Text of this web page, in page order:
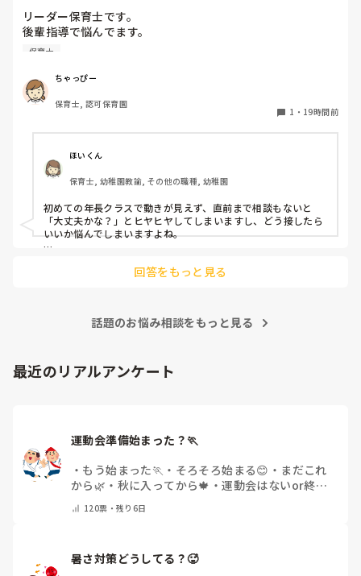
･言葉は通じているが、怒られているというのは理解してい
ない。目線合わない。
･ずっと喋っている。
主にこの5人がすごく、
その他にも、わがままな子や、上記の子達につられてしまう
んいます。
正直、毎日保育できていません。
毎日、怪我させないようにするのに必死です。
園長や主任に相談しても、
「どうしようもないね。今できる範囲のことをして。」
「より良くなるようにはどうしたらいいか考えてみて」
「 ×」とか「しないでね」とかも使わない方がいい
保育とはなにか良く分からなくなっています。
どういう対応が正解なのか、
どういう言葉で操るのが正解なのか
分かりません。
リーダー保育士です。
後輩指導で悩んでます。
初めて年長を持つ後輩がいますが
いで様子見てると直前になるまで何もアクションがなかった
り
他の職員に聞いてる様子もなくて
よほど自分に聞きづらいのか、聞く必要性さえ感じないの
か、もうよくわからないです。
対応にも悩みます。
保育士
ちゃっぴー
保育士, 認可保育園
1 ・ 19時間前
ほいくん
保育士, 幼稚園教諭, その他の職種, 幼稚園
初めての年長クラスで動きが見えず、直前まで相談もないと
「大丈夫かな？」とヒヤヒヤしてしまいますし、どう接したら
いいか悩んでしまいますよね。
「こんなこと聞いたら迷惑かな」と抱え込んでいるケースがと
件、どこまで進んだ？」「困ってることない？」と具体的に声
「毎日夕方に5分だけ進捗確認の時間を取る」などルール化し
てしまうと、後輩も質問しやすくなりますよ。一人で抱え込ま
回答をもっと見る
話題のお悩み相談をもっと見る
最近のリアルアンケート
運動会準備始まった？🏃
・ もう始まった🏃 ・ そろそろ始まる😊 ・ まだこれ
から🌿 ・ 秋に入ってから🍁 ・運動会はないor終わ
120票・残り6日
暑さ対策どうしてる？🥵